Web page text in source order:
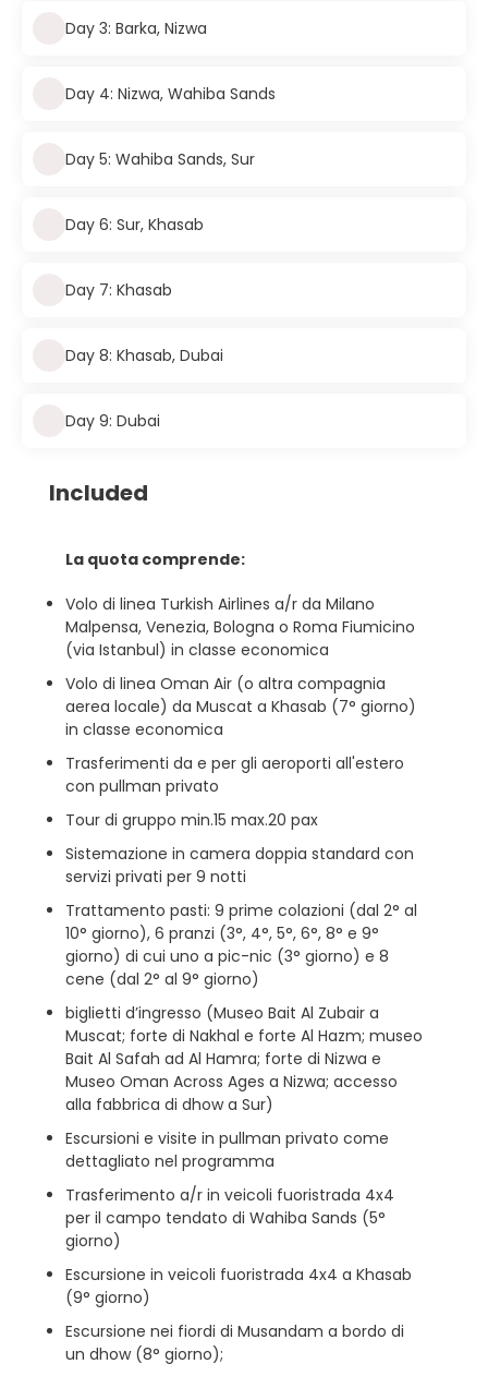
Day 3: Barka, Nizwa
Day 4: Nizwa, Wahiba Sands
Day 5: Wahiba Sands, Sur
Day 6: Sur, Khasab
Day 7: Khasab
Day 8: Khasab, Dubai
Day 9: Dubai
Included
La quota comprende:
Volo di linea Turkish Airlines a/r da Milano
Malpensa, Venezia, Bologna o Roma Fiumicino
(via Istanbul) in classe economica
Volo di linea Oman Air (o altra compagnia
aerea locale) da Muscat a Khasab (7° giorno)
in classe economica
Trasferimenti da e per gli aeroporti all'estero
con pullman privato
Tour di gruppo min.15 max.20 pax
Sistemazione in camera doppia standard con
servizi privati per 9 notti
Trattamento pasti: 9 prime colazioni (dal 2° al
10° giorno), 6 pranzi (3°, 4°, 5°, 6°, 8° e 9°
giorno) di cui uno a pic-nic (3° giorno) e 8
cene (dal 2° al 9° giorno)
biglietti d’ingresso (Museo Bait Al Zubair a
Muscat; forte di Nakhal e forte Al Hazm; museo
Bait Al Safah ad Al Hamra; forte di Nizwa e
Museo Oman Across Ages a Nizwa; accesso
alla fabbrica di dhow a Sur)
Escursioni e visite in pullman privato come
dettagliato nel programma
Trasferimento a/r in veicoli fuoristrada 4x4
per il campo tendato di Wahiba Sands (5°
giorno)
Escursione in veicoli fuoristrada 4x4 a Khasab
(9° giorno)
Escursione nei fiordi di Musandam a bordo di
un dhow (8° giorno);